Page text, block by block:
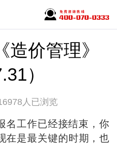
价管理》
）
人已浏览
名工作已经接结束，你
在是最关键的时期，也